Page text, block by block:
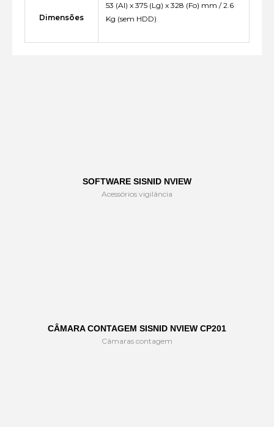
Dimensões
53 (Al) x 375 (Lg) x 328 (Fo) mm / 2.6
Kg (sem HDD)
SOFTWARE SISNID NVIEW
Acessórios vigilância
CÂMARA CONTAGEM SISNID NVIEW CP201
Câmaras contagem